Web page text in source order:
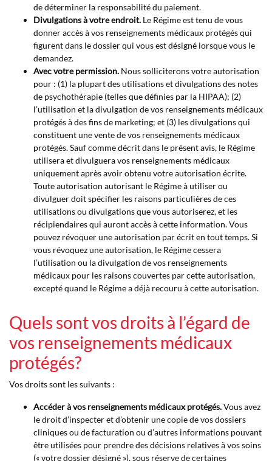
de déterminer la responsabilité du paiement.
Divulgations à votre endroit. Le Régime est tenu de vous
donner accès à vos renseignements médicaux protégés qui
figurent dans le dossier qui vous est désigné lorsque vous le
demandez.
Avec votre permission. Nous solliciterons votre autorisation
pour : (1) la plupart des utilisations et divulgations des notes
de psychothérapie (telles que définies par la HIPAA); (2)
l’utilisation et la divulgation de vos renseignements médicaux
protégés à des fins de marketing; et (3) les divulgations qui
constituent une vente de vos renseignements médicaux
protégés. Sauf comme décrit dans le présent avis, le Régime
utilisera et divulguera vos renseignements médicaux
uniquement après avoir obtenu votre autorisation écrite.
Toute autorisation autorisant le Régime à utiliser ou
divulguer doit spécifier les raisons particulières de ces
utilisations ou divulgations que vous autoriserez, et les
récipiendaires qui auront accès à cette information. Vous
pouvez révoquer une autorisation par écrit en tout temps. Si
vous révoquez une autorisation, le Régime cessera
l’utilisation ou la divulgation de vos renseignements
médicaux pour les raisons couvertes par cette autorisation,
excepté quand le Régime a déjà recouru à cette autorisation.
Quels sont vos droits à l’égard de
vos renseignements médicaux
protégés?
Vos droits sont les suivants :
Accéder à vos renseignements médicaux protégés.Vous avez
le droit d’inspecter et d’obtenir une copie de vos dossiers
cliniques ou de facturation ou d’autres informations pouvant
être utilisées pour prendre des décisions relatives à vos soins
(« votre dossier désigné »), sous réserve de certaines